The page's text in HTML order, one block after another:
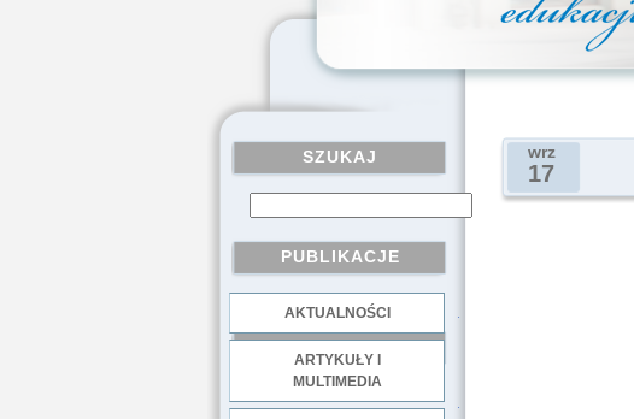
SZUKAJ
PUBLIKACJE
AKTUALNOŚCI
ARTYKUŁY I
MULTIMEDIA
wrz
17